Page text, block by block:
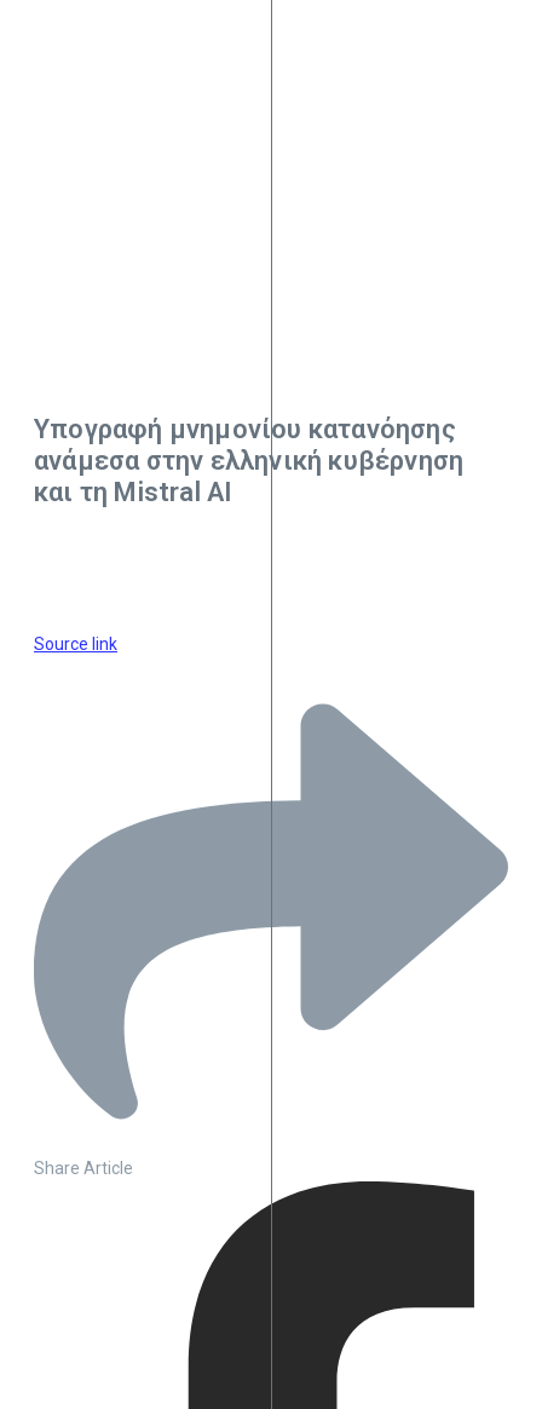
Υπογραφή μνημονίου κατανόησης
ανάμεσα στην ελληνική κυβέρνηση
και τη Mistral AI
Source link
Share Article